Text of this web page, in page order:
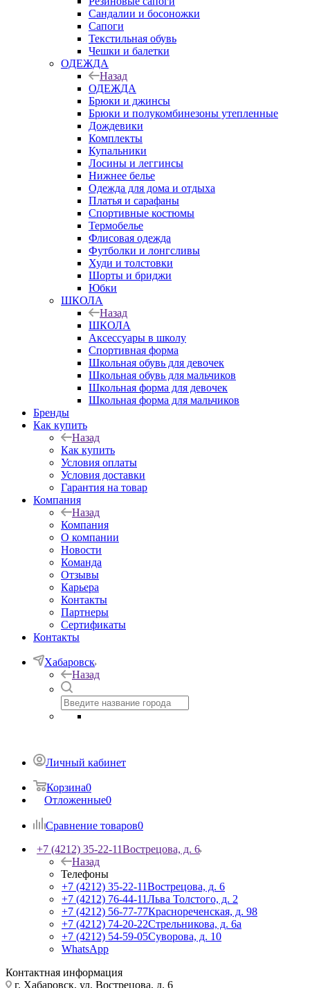
Сандалии и босоножки
Сапоги
Текстильная обувь
Чешки и балетки
ОДЕЖДА
Назад
ОДЕЖДА
Брюки и джинсы
Брюки и полукомбинезоны утепленные
Дождевики
Комплекты
Купальники
Лосины и леггинсы
Нижнее белье
Одежда для дома и отдыха
Платья и сарафаны
Спортивные костюмы
Термобелье
Флисовая одежда
Футболки и лонгсливы
Худи и толстовки
Шорты и бриджи
Юбки
ШКОЛА
Назад
ШКОЛА
Аксессуары в школу
Спортивная форма
Школьная обувь для девочек
Школьная обувь для мальчиков
Школьная форма для девочек
Школьная форма для мальчиков
Бренды
Как купить
Назад
Как купить
Условия оплаты
Условия доставки
Гарантия на товар
Компания
Назад
Компания
О компании
Новости
Команда
Отзывы
Карьера
Контакты
Партнеры
Сертификаты
Контакты
Хабаровск
Назад
Личный кабинет
Корзина0
Отложенные0
Сравнение товаров0
+7 (4212) 35-22-11Вострецова, д. 6
Назад
Телефоны
+7 (4212) 35-22-11Вострецова, д. 6
+7 (4212) 76-44-11Льва Толстого, д. 2
+7 (4212) 56-77-77Краснореченская, д. 98
+7 (4212) 74-20-22Стрельникова, д. 6а
+7 (4212) 54-59-05Суворова, д. 10
WhatsApp
Контактная информация
г. Хабаровск, ул. Вострецова, д. 6